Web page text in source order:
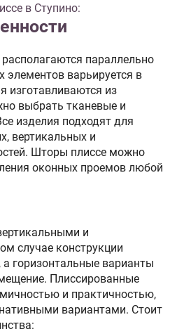
в Ступино:
параллельно
элементов варьируется в
изготавливаются из
выбрать тканевые и
изделия подходят для
вертикальных и
Шторы плиссе можно
оконных проемов любой
и
случае конструкции
горизонтальные варианты
Плиссированные
и практичностью,
вариантами. Стоит